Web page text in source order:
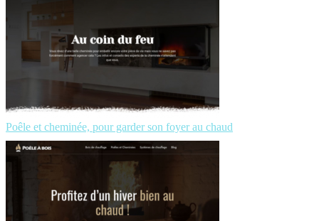
Poêle et cheminée, pour garder son foyer au chaud